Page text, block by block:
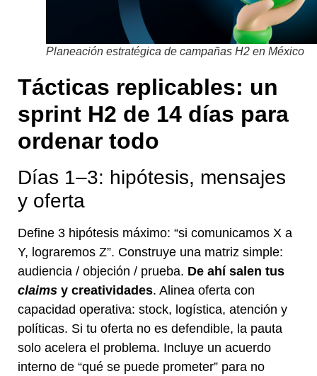
Planeación estratégica de campañas H2 en México
Tácticas replicables: un
sprint H2 de 14 días para
ordenar todo
Días 1–3: hipótesis, mensajes
y oferta
Define 3 hipótesis máximo: “si comunicamos X a
Y, lograremos Z”. Construye una matriz simple:
audiencia / objeción / prueba. De ahí salen tus
claims y creatividades. Alinea oferta con
capacidad operativa: stock, logística, atención y
políticas. Si tu oferta no es defendible, la pauta
solo acelera el problema. Incluye un acuerdo
interno de “qué se puede prometer” para no